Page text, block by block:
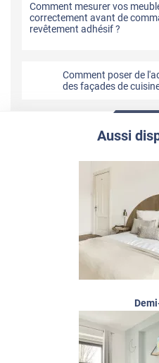
Comment mesurer vos
correctement avant de
revêtement adhésif ?
Comment poser de
des façades de
Aussi